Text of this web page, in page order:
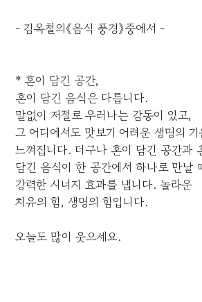
- 김옥철의《음식 풍경》중에서 -
* 혼이 담긴 공간,
혼이 담긴 음식은 다릅니다.
말없이 저절로 우러나는 감동이 있고,
그 어디에서도 맛보기 어려운 생명의 기
느껴집니다. 더구나 혼이 담긴 공간과
담긴 음식이 한 공간에서 하나로 만날
강력한 시너지 효과를 냅니다. 놀라운
치유의 힘, 생명의 힘입니다.
오늘도 많이 웃으세요.